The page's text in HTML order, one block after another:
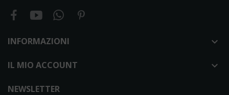
INFORMAZIONI 
IL MIO ACCOUNT 
NEWSLETTER